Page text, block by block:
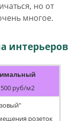
но от
многое.
интерьеров
руб/м2
розеток